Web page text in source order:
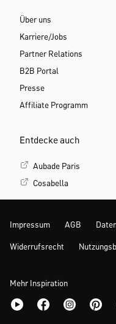
Über uns
Karriere/Jobs
Partner Relations
B2B Portal
Presse
Affiliate Programm
Entdecke auch
Aubade Paris
Cosabella
Impressum AGB
Widerrufsrecht
Mehr Inspiration